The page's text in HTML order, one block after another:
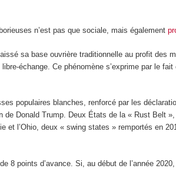
n’est pas que sociale, mais également
sa base ouvrière traditionnelle au profit des
échange. Ce phénomène s’exprime par le
populaires blanches, renforcé par les
Donald Trump. Deux États de la « Rust Belt
l’Ohio, deux « swing states » remportés en
8 points d’avance. Si, au début de l’année